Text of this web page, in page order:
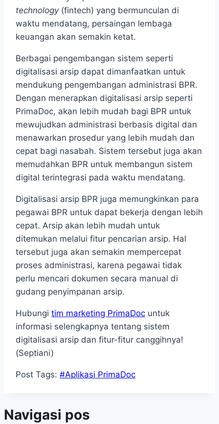
technology(fintech) yang bermunculan di
waktu mendatang, persaingan lembaga
keuangan akan semakin ketat.
Berbagai pengembangan sistem seperti
digitalisasi arsip dapat dimanfaatkan untuk
mendukung pengembangan administrasi BPR.
Dengan menerapkan digitalisasi arsip seperti
PrimaDoc, akan lebih mudah bagi BPR untuk
mewujudkan administrasi berbasis digital dan
menawarkan prosedur yang lebih mudah dan
cepat bagi nasabah. Sistem tersebut juga akan
memudahkan BPR untuk membangun sistem
digital terintegrasi pada waktu mendatang.
Digitalisasi arsip BPR juga memungkinkan para
pegawai BPR untuk dapat bekerja dengan lebih
cepat. Arsip akan lebih mudah untuk
ditemukan melalui fitur pencarian arsip. Hal
tersebut juga akan semakin mempercepat
proses administrasi, karena pegawai tidak
perlu mencari dokumen secara manual di
gudang penyimpanan arsip.
Hubungi tim marketing PrimaDoc untuk
informasi selengkapnya tentang sistem
digitalisasi arsip dan fitur-fitur canggihnya!
(Septiani)
Post Tags: #Aplikasi PrimaDoc
Navigasi pos